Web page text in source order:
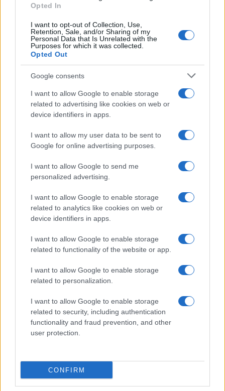
Opted In
I want to opt-out of Collection, Use,
Retention, Sale, and/or Sharing of my
Personal Data that Is Unrelated with the
Purposes for which it was collected.
Opted Out
Google consents
I want to allow Google to enable storage
related to advertising like cookies on web or
device identifiers in apps.
I want to allow my user data to be sent to
Google for online advertising purposes.
I want to allow Google to send me
personalized advertising.
I want to allow Google to enable storage
related to analytics like cookies on web or
device identifiers in apps.
I want to allow Google to enable storage
related to functionality of the website or app.
I want to allow Google to enable storage
related to personalization.
I want to allow Google to enable storage
related to security, including authentication
functionality and fraud prevention, and other
user protection.
CONFIRM
Continua a leggere
MATERNITÀ E GRAVIDANZA
Guida al caldo per gravidanza e infanzia: prevenire
disidratazione e colpi di calore